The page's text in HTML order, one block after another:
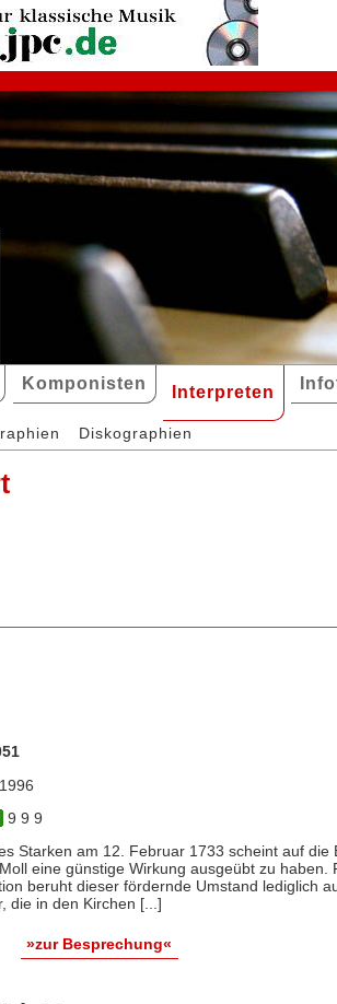
Komponisten Interpreten
Diskographien
9 9 9
Starken am 12. Februar 1733 scheint auf die
eine günstige Wirkung ausgeübt zu haben.
beruht dieser fördernde Umstand lediglich
die in den Kirchen [...]
»zur Besprechung«